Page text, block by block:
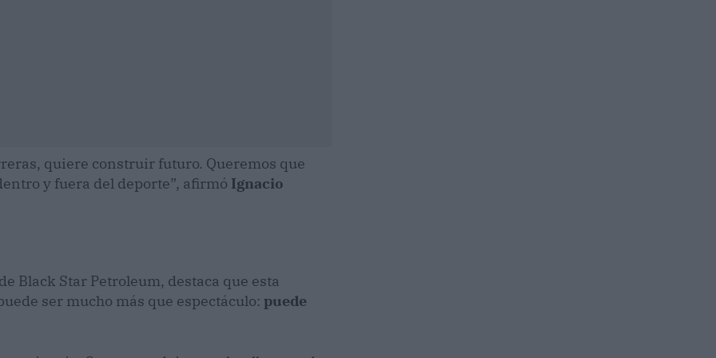
quiere construir futuro. Queremos que
y fuera del deporte”, afirmó Ignacio
Black Star Petroleum, destaca que esta
ser mucho más que espectáculo: puede